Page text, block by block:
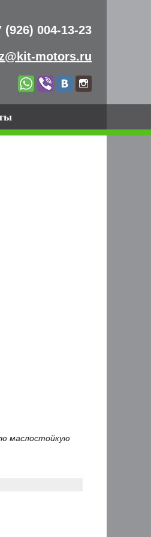
(926) 004-13-23
motors.ru
маслостойкую